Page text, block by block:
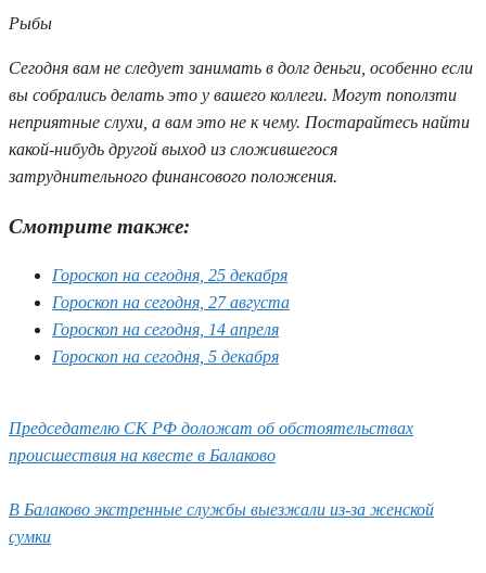
Рыбы
Сегодня вам не следует занимать в долг деньги, особенно если
вы собрались делать это у вашего коллеги. Могут поползти
неприятные слухи, а вам это не к чему. Постарайтесь найти
какой-нибудь другой выход из сложившегося
затруднительного финансового положения.
Смотрите также:
Гороскоп на сегодня, 25 декабря
Гороскоп на сегодня, 27 августа
Гороскоп на сегодня, 14 апреля
Гороскоп на сегодня, 5 декабря
Председателю СК РФ доложат об обстоятельствах
происшествия на квесте в Балаково
В Балаково экстренные службы выезжали из-за женской
сумки